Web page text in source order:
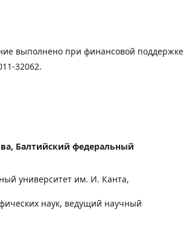
выполнено при финансовой поддержке
32062.
Балтийский федеральный
университет им. И. Канта,
наук, ведущий научный